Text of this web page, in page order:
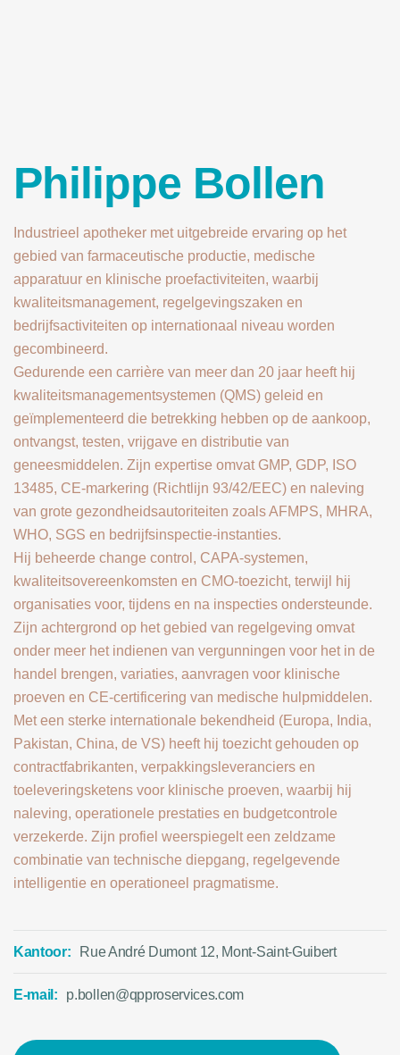
Philippe Bollen
Industrieel apotheker met uitgebreide ervaring op het
gebied van farmaceutische productie, medische
apparatuur en klinische proefactiviteiten, waarbij
kwaliteitsmanagement, regelgevingszaken en
bedrijfsactiviteiten op internationaal niveau worden
gecombineerd.
Gedurende een carrière van meer dan 20 jaar heeft hij
kwaliteitsmanagementsystemen (QMS) geleid en
geïmplementeerd die betrekking hebben op de aankoop,
ontvangst, testen, vrijgave en distributie van
geneesmiddelen. Zijn expertise omvat GMP, GDP, ISO
13485, CE-markering (Richtlijn 93/42/EEC) en naleving
van grote gezondheidsautoriteiten zoals AFMPS, MHRA,
WHO, SGS en bedrijfsinspectie-instanties.
Hij beheerde change control, CAPA-systemen,
kwaliteitsovereenkomsten en CMO-toezicht, terwijl hij
organisaties voor, tijdens en na inspecties ondersteunde.
Zijn achtergrond op het gebied van regelgeving omvat
onder meer het indienen van vergunningen voor het in de
handel brengen, variaties, aanvragen voor klinische
proeven en CE-certificering van medische hulpmiddelen.
Met een sterke internationale bekendheid (Europa, India,
Pakistan, China, de VS) heeft hij toezicht gehouden op
contractfabrikanten, verpakkingsleveranciers en
toeleveringsketens voor klinische proeven, waarbij hij
naleving, operationele prestaties en budgetcontrole
verzekerde. Zijn profiel weerspiegelt een zeldzame
combinatie van technische diepgang, regelgevende
intelligentie en operationeel pragmatisme.
Kantoor: Rue André Dumont 12, Mont-Saint-Guibert
E-mail: p.bollen@qpproservices.com